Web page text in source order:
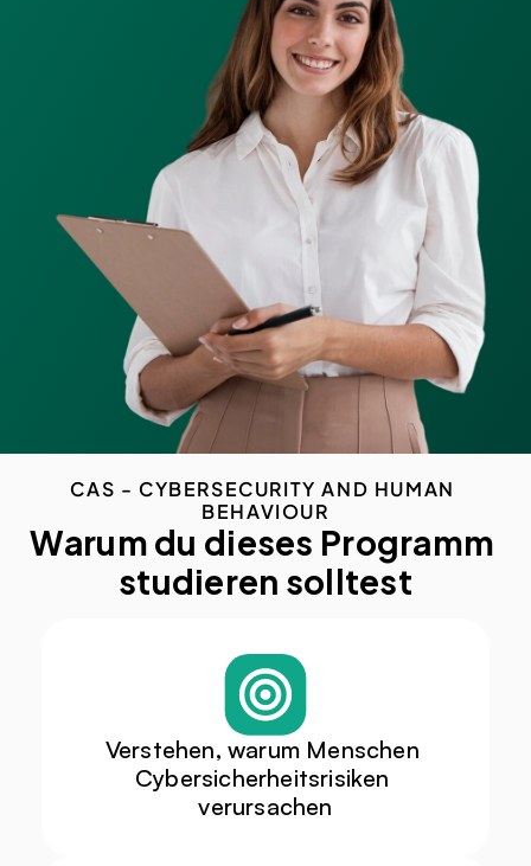
CAS - CYBERSECURITY AND HUMAN
BEHAVIOUR
Warum du dieses Programm
studieren solltest
Verstehen, warum Menschen
Cybersicherheitsrisiken
verursachen